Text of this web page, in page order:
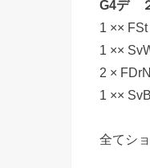
G4デ
1 ×× FSt
1 ××
2 ×
1 ××
全てシ